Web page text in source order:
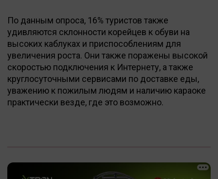
По данным опроса, 16% туристов также
удивляются склонности корейцев к обуви на
высоких каблуках и приспособлениям для
увеличения роста. Они также поражены высокой
скоростью подключения к Интернету, а также
круглосуточными сервисами по доставке еды,
уважению к пожилым людям и наличию караоке
практически везде, где это возможно.